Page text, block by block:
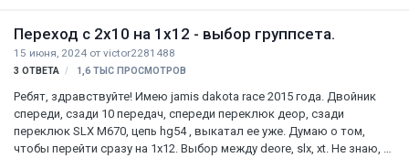
новый. Если новый - то бюджет 50 000. Рассматриваю все
варианты - озон, али, веломагазины, авито (б/у рынок). Но я не
особо в н…
Переход с 2x10 на 1x12 - выбор группсета.
15 июня, 2024 от victor2281488
3 ОТВЕТА 1,6 ТЫС ПРОСМОТРОВ
Ребят, здравствуйте! Имею jamis dakota race 2015 года. Двойник
спереди, сзади 10 передач, спереди переклюк деор, сзади
переклюк SLX M670, цепь hg54 , выкатал ее уже. Думаю о том,
чтобы перейти сразу на 1x12. Выбор между deore, slx, xt. Не знаю, в